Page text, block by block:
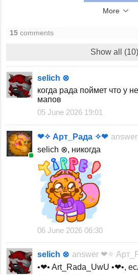
More
15 comments
Show all (10)
selich ⊗
когда рада поймет что у
мапов
05 June 2026 19:01
❤✧ Арт_Рада ✧❤ answer
selich ⊗, никогда
06 June 2026 06:30
selich ⊗ answer ❤✧
•❤• Art_Rada_UwU •❤•,